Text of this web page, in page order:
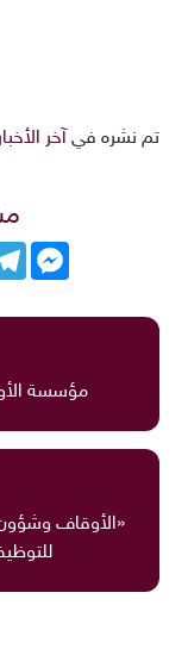
تم نشره في آخر
مؤسسة